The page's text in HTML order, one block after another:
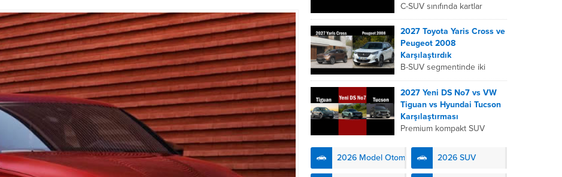
C-SUV sınıfında kartlar
yeniden dağıtıldı. 2027
Renault Boreal, Renault
Duster ve Nissan Qashqai;
her biri farklı bir sürüş
deneyimi, motor...
2027 Toyota Yaris Cross ve
Peugeot 2008
Karşılaştırdık
B-SUV segmentinde iki
önemli oyuncu olan 2027
Toyota Yaris
Cross ve Peugeot 2008,
farklı mühendislik
felsefeleriyle kullanıcıların
hibrit teknolojisindeki
uzmanlığını...
2027 Yeni DS No7 vs VW
Tiguan vs Hyundai Tucson
Karşılaştırması
Premium kompakt SUV
isteyen 2027 DS No7,
2026 Model Otomobiller 2026 SUV